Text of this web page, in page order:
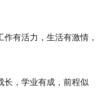
有活力，生活有激情，
长，学业有成，前程似